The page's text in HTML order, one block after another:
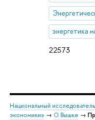
22573
энергетика
Национальный
экономики» → О Вышке →